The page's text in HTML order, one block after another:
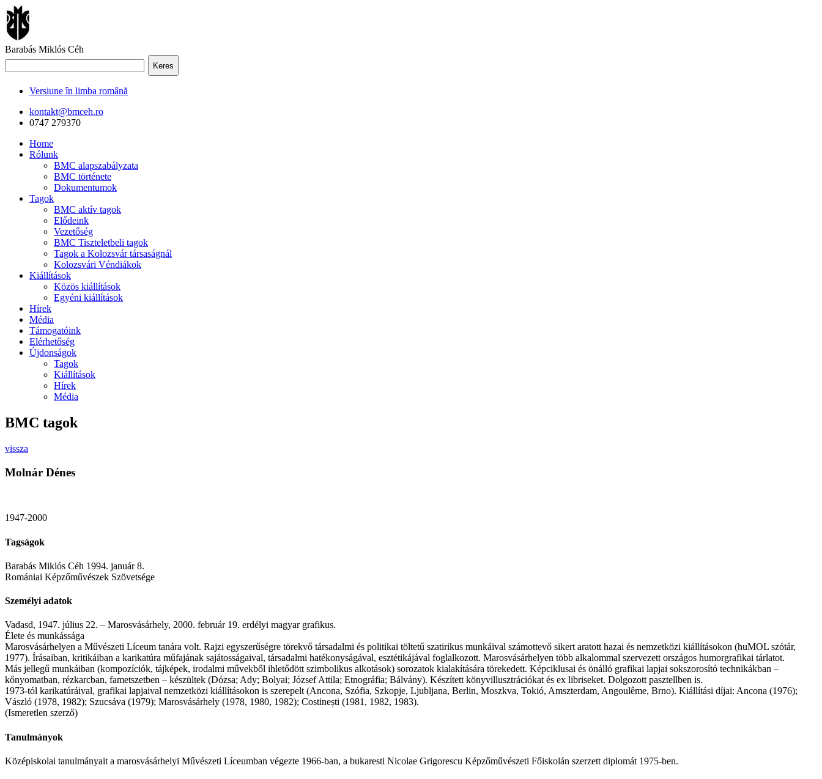
Barabás Miklós Céh
Keres
Versiune în limba română
kontakt@bmceh.ro
0747 279370
Home
Rólunk
BMC alapszabályzata
BMC története
Dokumentumok
Tagok
BMC aktív tagok
Elődeink
Vezetőség
BMC Tiszteletbeli tagok
Tagok a Kolozsvár társaságnál
Kolozsvári Véndiákok
Kiállítások
Közös kiállítások
Egyéni kiállítások
Hírek
Média
Támogatóink
Elérhetőség
Újdonságok
Tagok
Kiállítások
Hírek
Média
BMC tagok
vissza
Molnár Dénes
1947-2000
Tagságok
Barabás Miklós Céh 1994. január 8.
Romániai Képzőművészek Szövetsége
Személyi adatok
Vadasd, 1947. július 22. – Marosvásárhely, 2000. február 19. erdélyi magyar grafikus.
Élete és munkássága
Marosvásárhelyen a Művészeti Líceum tanára volt. Rajzi egyszerűségre törekvő társadalmi és politikai töltetű szatirikus munkáival számottevő sikert aratott hazai és nemzetközi kiállításokon (huMOL szótár,
1977). Írásaiban, kritikáiban a karikatúra műfajának sajátosságaival, társadalmi hatékonyságával, esztétikájával foglalkozott. Marosvásárhelyen több alkalommal szervezett országos humorgrafikai tárlatot.
Más jellegű munkáiban (kompozíciók, tájképek, irodalmi művekből ihletődött szimbolikus alkotások) sorozatok kialakítására törekedett. Képciklusai és önálló grafikai lapjai sokszorosító technikákban –
kőnyomatban, rézkarcban, fametszetben – készültek (Dózsa; Ady; Bolyai; József Attila; Etnográfia; Bálvány). Készített könyvillusztrációkat és ex libriseket. Dolgozott pasztellben is.
1973-tól karikatúráival, grafikai lapjaival nemzetközi kiállításokon is szerepelt (Ancona, Szófia, Szkopje, Ljubljana, Berlin, Moszkva, Tokió, Amszterdam, Angoulême, Brno). Kiállítási díjai: Ancona (1976);
Vászló (1978, 1982); Szucsáva (1979); Marosvásárhely (1978, 1980, 1982); Costinești (1981, 1982, 1983).
(Ismeretlen szerző)
Tanulmányok
Középiskolai tanulmányait a marosvásárhelyi Művészeti Líceumban végezte 1966-ban, a bukaresti Nicolae Grigorescu Képzőművészeti Főiskolán szerzett diplomát 1975-ben.